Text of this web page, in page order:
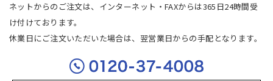
ネットからのご注文は、インターネット・FAXからは365日24時間受
け付けております。
休業日にご注文いただいた場合は、翌営業日からの手配となります。